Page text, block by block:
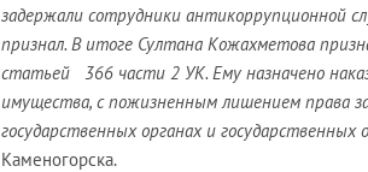
задержали сотрудники антикоррупционной
признал. В итоге Султана Кожахметова
статьей 366 части 2 УК. Ему назначено
имущества, с пожизненным лишением права
государственных органах и государственных
Каменогорска.